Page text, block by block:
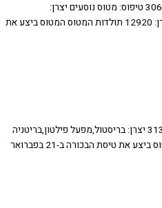
פרטי המטוס: דגם: 175 בריטניה סדרה 306 טיפוס: מטוס נוסעים יצרן:
בריסטול,מפעל פולטון,בריטניה מס' יצרן: 12920 תולדות המטוס המטוס ביצע את
פרטי המטוס דגם: 175 בריטניה סדרה 313 יצרן: בריסטול,מפעל פילטון,בריטניה
מס' יצרן: 13431 תולדות המטוס המטוס ביצע את טיסת הבכורה ב-21 בפברואר